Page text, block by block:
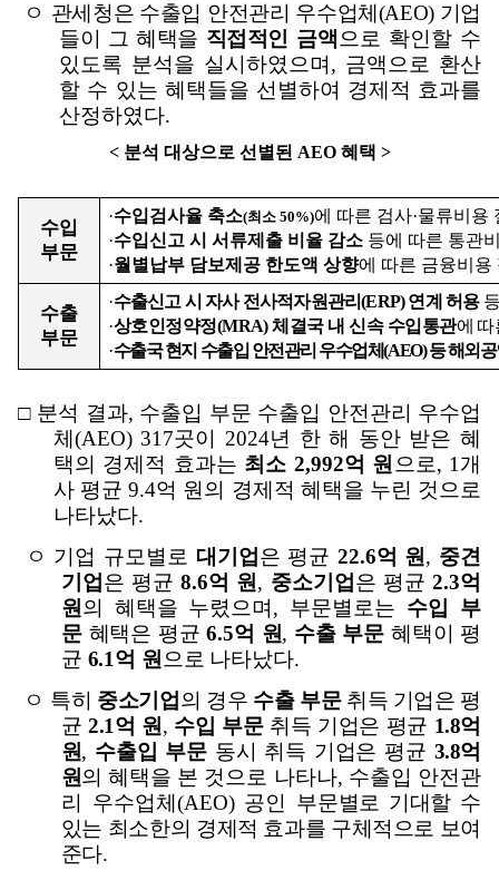
ㅇ 관세청은 수출입 안전관리 우수업체 (AEO) 기업
들이 그 혜택을 직접적인 금액으로 확인할 수
있도록 분석을 실시하였으며 , 금액으로 환산
할 수 있는 혜택들을 선별하여 경제적 효과를
산정하였다.
< 분석 대상으로 선별된 AEO 혜택 >
수입
부문
·수입검사율 축소(최소 50%)에 따른 검사·물류비용
·수입신고 시 서류제출 비율 감소 등에 따른 통관
·월별납부 담보제공 한도액 상향에 따른 금융비용
수출
부문
·수출신고 시 자사 전사적자원관리(ERP)연계 허용
·상호인정약정(MRA)체결국 내 신속 수입통관에 따
·수출국 현지 수출입 안전관리 우수업체(AEO)등 해외
□ 분석 결과, 수출입 부문 수출입 안전관리 우수업
체 (AEO) 317곳이2024년 한 해 동안 받은 혜
택의 경제적 효과는 최소 2,992억 원으로, 1개
사 평균9.4억 원의 경제적 혜택을 누린 것으로
나타났다.
ㅇ 기업 규모별로 대기업 은 평균 22.6억 원, 중견
기업 은 평균8.6억 원, 중소기업 은 평균2.3억
원의 혜택을 누렸으며 , 부문별로는 수입 부
문 혜택은 평균6.5억 원, 수출 부문 혜택이 평
균 6.1억 원으로 나타났다.
ㅇ 특히 중소기업 의 경우 수출 부문 취득 기업은 평
균2.1억 원, 수입 부문 취득 기업은 평균 1.8억
원, 수출입 부문 동시 취득 기업은 평균 3.8억
원의 혜택을 본 것으로 나타나, 수출입 안전관
리 우수업체 (AEO) 공인 부문별로 기대할 수
있는 최소한의 경제적 효과를 구체적으로 보여
준다.